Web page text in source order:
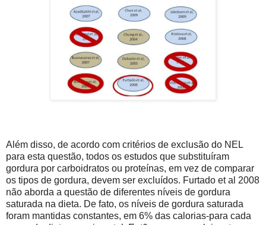
Além disso, de acordo com critérios de exclusão do NEL
para esta questão, todos os estudos que substituíram
gordura por carboidratos ou proteínas, em vez de comparar
os tipos de gordura, devem ser excluídos. Furtado et al 2008
não aborda a questão de diferentes níveis de gordura
saturada na dieta. De fato, os níveis de gordura saturada
foram mantidas constantes, em 6% das calorias-para cada